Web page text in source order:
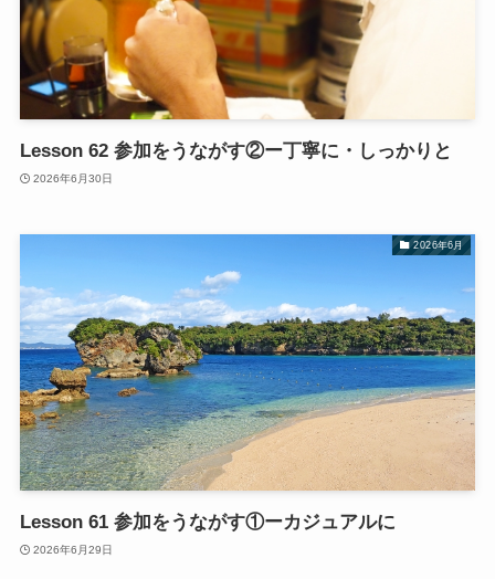
Lesson 62 参加をうながす②ー丁寧に・しっかりと
2026年6月30日
2026年6月
Lesson 61 参加をうながす①ーカジュアルに
2026年6月29日